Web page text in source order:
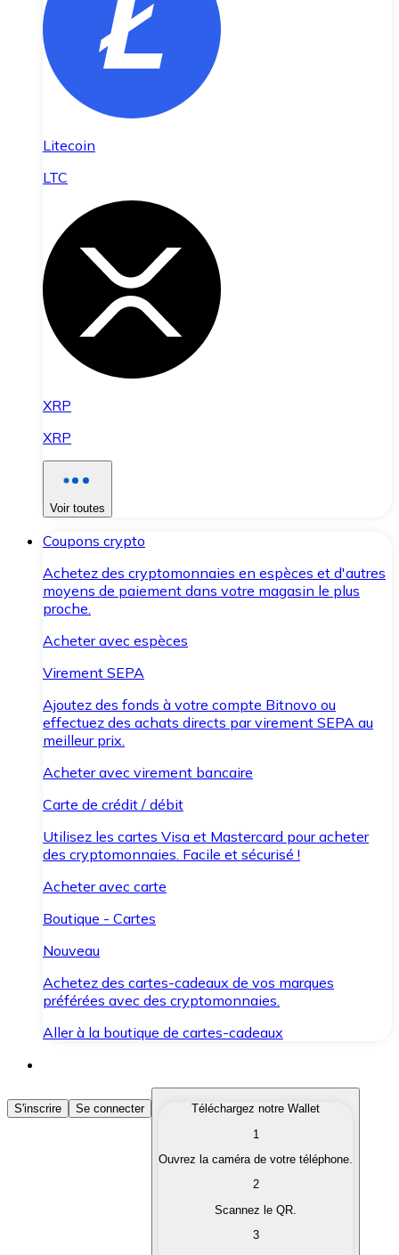
Litecoin
LTC
XRP
XRP
Voir toutes
Coupons crypto
Achetez des cryptomonnaies en espèces et d'autres
moyens de paiement dans votre magasin le plus
proche.
Acheter avec espèces
Virement SEPA
Ajoutez des fonds à votre compte Bitnovo ou
effectuez des achats directs par virement SEPA au
meilleur prix.
Acheter avec virement bancaire
Carte de crédit / débit
Utilisez les cartes Visa et Mastercard pour acheter
des cryptomonnaies. Facile et sécurisé !
Acheter avec carte
Boutique - Cartes
Nouveau
Achetez des cartes-cadeaux de vos marques
préférées avec des cryptomonnaies.
Aller à la boutique de cartes-cadeaux
Acheter des Cryptomonnaies
Achetez les cryptomonnaies qui vous intéressent
Convertissez vos cryptomonnaies en monnaie
S'inscrire Se connecter
Téléchargez notre Wallet
1
Ouvrez la caméra de votre téléphone.
2
Scannez le QR.
3